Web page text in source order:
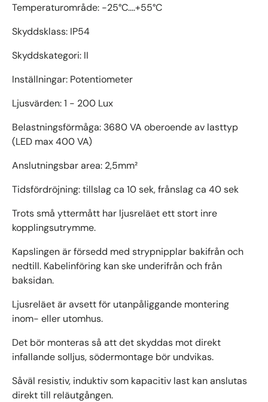
Temperaturområde: -25°C....+55°C
Skyddsklass: IP54
Skyddskategori: II
Inställningar: Potentiometer
Ljusvärden: 1 - 200 Lux
Belastningsförmåga: 3680 VA oberoende av lasttyp
(LED max 400 VA)
Anslutningsbar area: 2,5mm²
Tidsfördröjning: tillslag ca 10 sek, frånslag ca 40 sek
Trots små yttermått har ljusreläet ett stort inre
kopplingsutrymme.
Kapslingen är försedd med strypnipplar bakifrån och
nedtill. Kabelinföring kan ske underifrån och från
baksidan.
Ljusreläet är avsett för utanpåliggande montering
inom- eller utomhus.
Det bör monteras så att det skyddas mot direkt
infallande solljus, södermontage bör undvikas.
Såväl resistiv, induktiv som kapacitiv last kan anslutas
direkt till reläutgången.